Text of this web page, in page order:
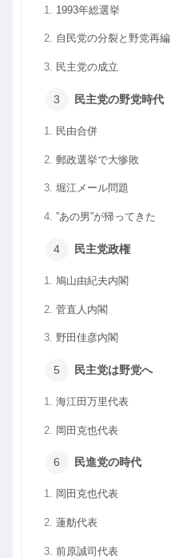
1993年総選挙
自民党の分裂と野党再編
民主党の成立
民主党の野党時代
民由合併
郵政選挙で大惨敗
堀江メール問題
”あの男”が帰ってきた
民主党政権
鳩山由紀夫内閣
菅直人内閣
野田佳彦内閣
民主党は野党へ
海江田万里代表
岡田克也代表
民進党の時代
岡田克也代表
蓮舫代表
前原誠司代表